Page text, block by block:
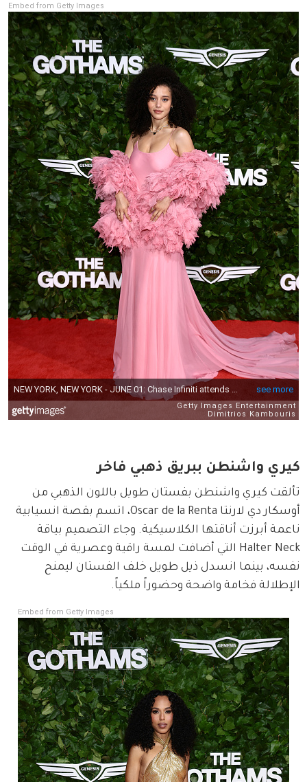
Embed from Getty Images
كيري واشنطن ببريق ذهبي فاخر
تألقت كيري واشنطن بفستان طويل باللون الذهبي من
أوسكار دي لارنتا Oscar de la Renta، اتسم بقصة انسيابية
ناعمة أبرزت أناقتها الكلاسيكية. وجاء التصميم بياقة
Halter Neck التي أضافت لمسة راقية وعصرية في الوقت
نفسه، بينما انسدل ذيل طويل خلف الفستان ليمنح
الإطلالة فخامة واضحة وحضوراً ملكياً.
Embed from Getty Images